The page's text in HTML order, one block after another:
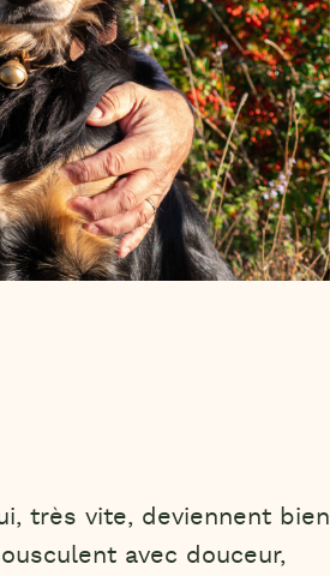
très vite, deviennent bien
avec douceur,